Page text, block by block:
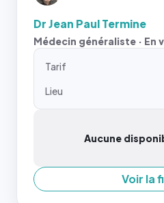
Dr Jean Paul Termine
Médecin généraliste · En
Tarif
Lieu
Aucune
Voir la